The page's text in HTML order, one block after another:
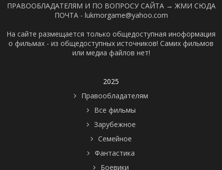
ПРАВООБЛАДАТЕЛЯМ И ПО ВОПРОСУ САЙТА → ЖМИ СЮДА
ПОЧТА - lukmorgame@yahoo.com
На сайте размещается только общедоступная иноформация
о фильмах - из общедоступных источников! Самих фильмов
или медиа файлов нет!
2025
Правообладателям
Все фильмы
Зарубежное
Семейное
Фантастика
Боевики